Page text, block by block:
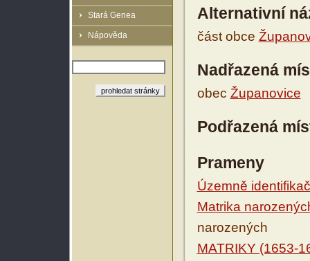
Stará Genea
Nápověda
Alternativní
část obce
Nadřazená
obec Županovice
Podřazená
Prameny
Územně
Matrika
narozených
MATRIKY (1653-